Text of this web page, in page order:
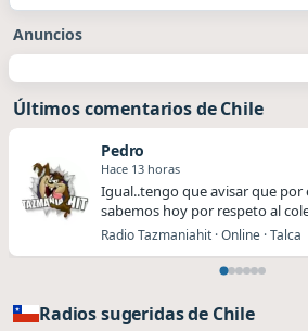
Anuncios
Últimos comentarios de Chile
Pedro
Hace 13 horas
Igual..tengo que avisar que
sabemos hoy por respeto al
Radio Tazmaniahit · Online · Talca
Radios sugeridas de Chile